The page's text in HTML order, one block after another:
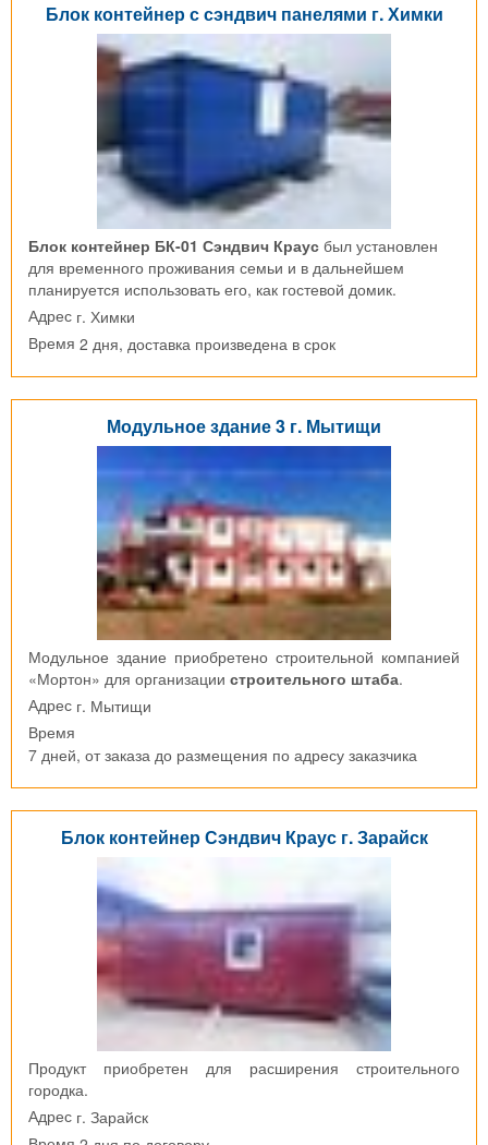
Блок контейнер с сэндвич панелями г. Химки
Блок контейнер БК-01 Сэндвич Краус был установлен
для временного проживания семьи и в дальнейшем
планируется использовать его, как гостевой домик.
Адрес г. Химки
Время 2 дня, доставка произведена в срок
Модульное здание 3 г. Мытищи
Модульное здание приобретено строительной компанией
«Мортон» для организации строительного штаба.
Адрес г. Мытищи
Время
7 дней, от заказа до размещения по адресу заказчика
Блок контейнер Сэндвич Краус г. Зарайск
Продукт приобретен для расширения строительного
городка.
Адрес г. Зарайск